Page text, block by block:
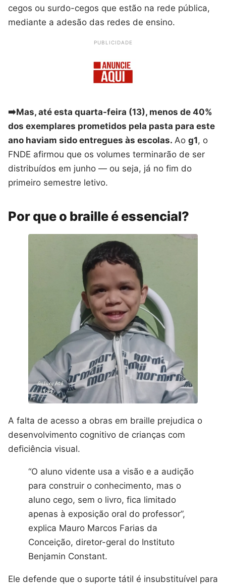
cegos ou surdo-cegos que estão na rede pública,
mediante a adesão das redes de ensino.
PUBLICIDADE
➡️Mas, até esta quarta-feira (13), menos de 40%
dos exemplares prometidos pela pasta para este
ano haviam sido entregues às escolas. Ao g1, o
FNDE afirmou que os volumes terminarão de ser
distribuídos em junho — ou seja, já no fim do
primeiro semestre letivo.
Por que o braille é essencial?
A falta de acesso a obras em braille prejudica o
desenvolvimento cognitivo de crianças com
deficiência visual.
“O aluno vidente usa a visão e a audição
para construir o conhecimento, mas o
aluno cego, sem o livro, fica limitado
apenas à exposição oral do professor”,
explica Mauro Marcos Farias da
Conceição, diretor-geral do Instituto
Benjamin Constant.
Ele defende que o suporte tátil é insubstituível para